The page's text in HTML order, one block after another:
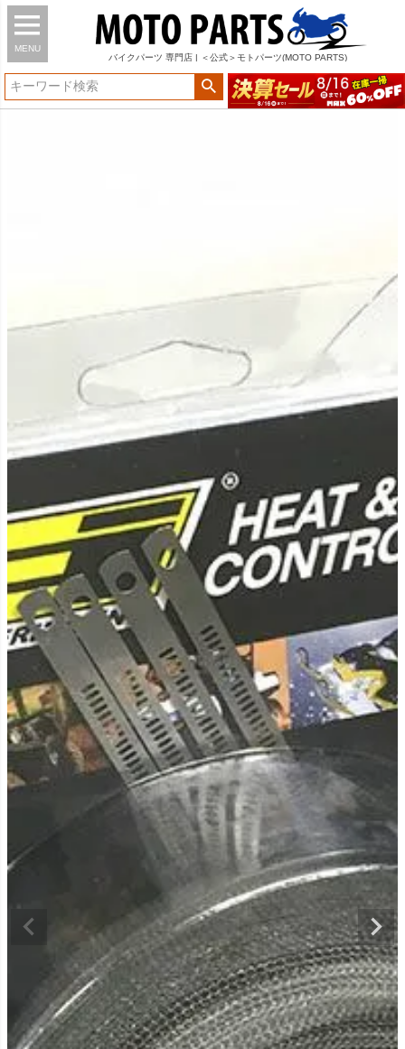
MENU
バイク パーツ 専門店 | ＜公式＞モトパーツ(MOTO PARTS)